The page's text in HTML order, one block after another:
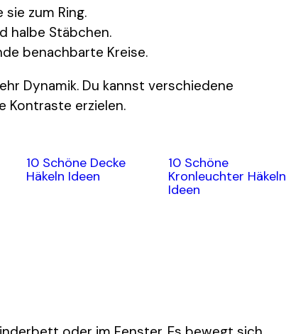
zum Ring.
halbe Stäbchen.
benachbarte Kreise.
Dynamik. Du kannst verschiedene
Kontraste erzielen.
10 Schöne Decke
Häkeln Ideen
10 Schöne
Kronleuchter Häkeln
Ideen